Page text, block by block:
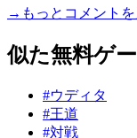
→もっとコメントを
似た無料ゲ
#ウディタ
#王道
#対戦